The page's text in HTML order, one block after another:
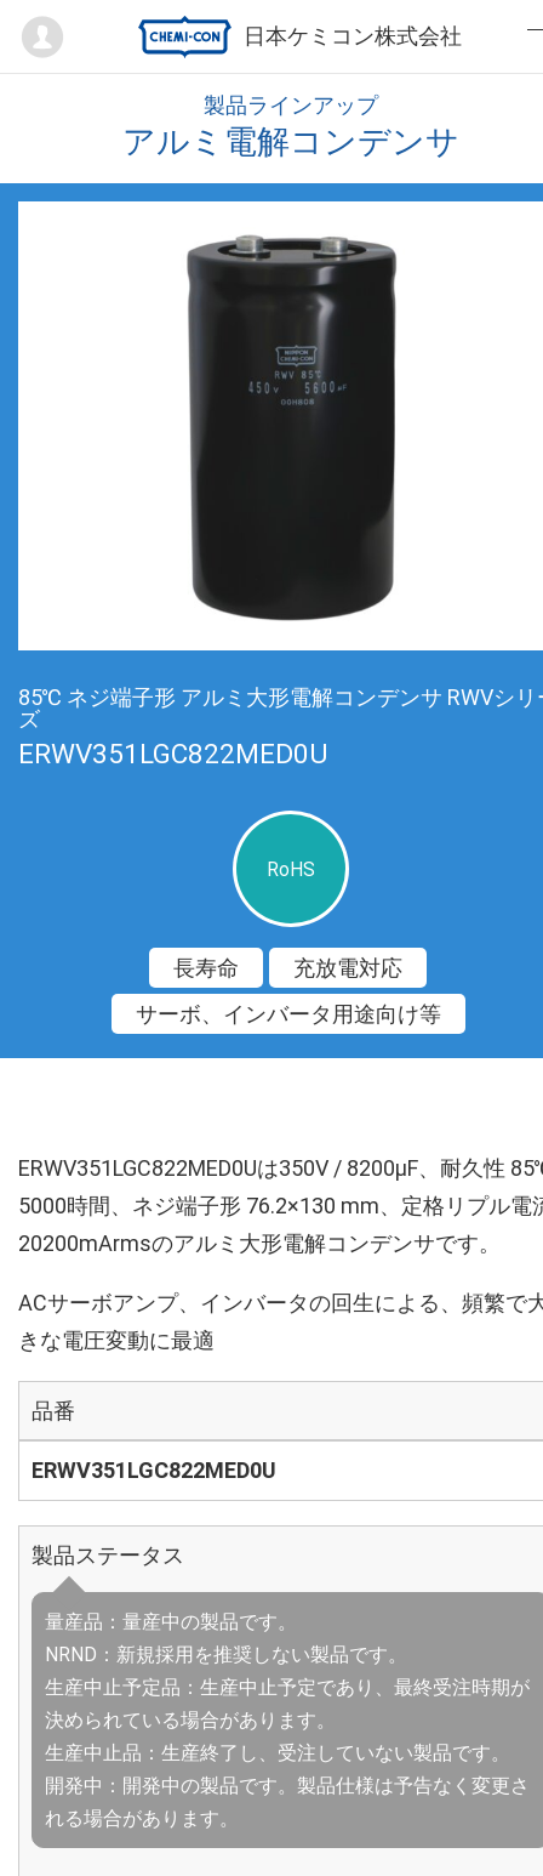
日本ケミコン株式会社
Mypage
製品ラインアップ
アルミ電解コンデンサ
85℃ ネジ端子形 アルミ大形電解コンデンサ RWVシリ
ズ
ERWV351LGC822MED0U
RoHS
長寿命
充放電対応
サーボ、インバータ用途向け等
ERWV351LGC822MED0Uは350V / 8200µF、耐久性
5000時間、ネジ端子形 76.2×130 mm、定格リプル電
20200mArmsのアルミ大形電解コンデンサです。
ACサーボアンプ、インバータの回生による、頻繁で
きな電圧変動に最適
品番
ERWV351LGC822MED0U
製品ステータス
量産品：量産中の製品です。
NRND：新規採用を推奨しない製品です。
生産中止予定品：生産中止予定であり、最終受注時期が
決められている場合があります。
生産中止品：生産終了し、受注していない製品です。
開発中：開発中の製品です。製品仕様は予告なく変更さ
れる場合があります。